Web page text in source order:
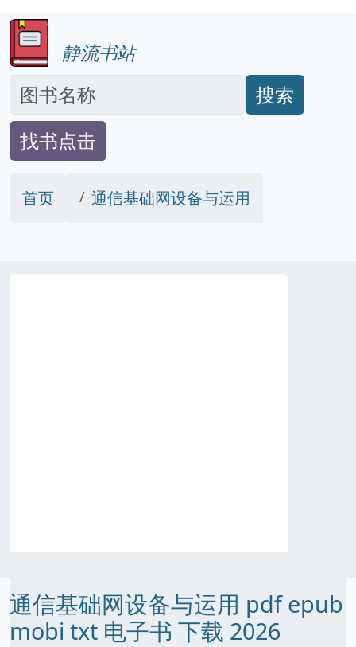
静流书站
搜索
找书点击
首页 通信基础网设备与运用
通信基础网设备与运用 pdf epub
mobi txt 电子书 下载 2026